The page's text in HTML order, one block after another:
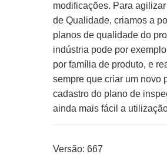
modificações. Para
de Qualidade, criamos a
planos de qualidade do
indústria pode por
por família de produto, e
sempre que criar um novo
cadastro do plano de
ainda mais fácil a
Versão: 667